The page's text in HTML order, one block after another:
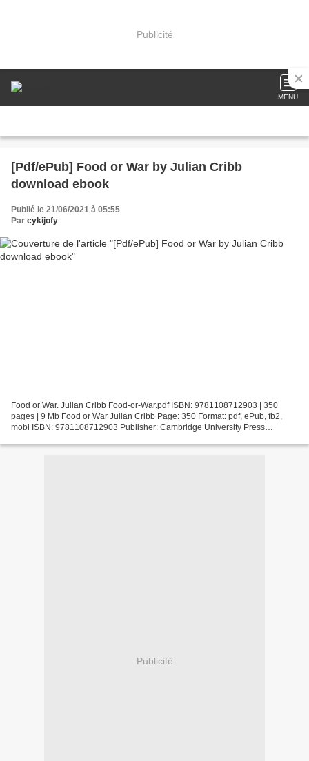
Publicité
MENU
[Pdf/ePub] Food or War by Julian Cribb
download ebook
Publié le 21/06/2021 à 05:55
Par cykijofy
Food or War. Julian Cribb Food-or-War.pdf ISBN: 9781108712903 | 350
pages | 9 Mb Food or War Julian Cribb Page: 350 Format: pdf, ePub, fb2,
mobi ISBN: 9781108712903 Publisher: Cambridge University Press
Publicité